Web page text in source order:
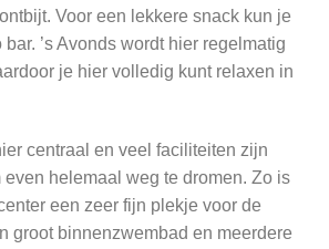
Voor een lekkere snack kun je
’s Avonds wordt hier regelmatig
je hier volledig kunt relaxen in
centraal en veel faciliteiten zijn
even helemaal weg te dromen. Zo is
een zeer fijn plekje voor de
groot binnenzwembad en meerdere